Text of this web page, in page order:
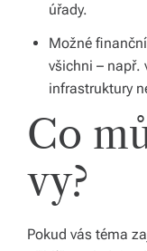
úřady.
Možné
všichni – např.
infrastruktury
Co
vy?
Pokud vás téma